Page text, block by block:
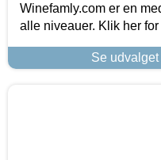
Winefamly.com er en
alle niveauer. Klik her
Se